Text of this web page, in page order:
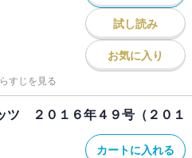
試し読み
お気に入り
すじを見る
ツ ２０１６年４９号（２０１
カートに入れる